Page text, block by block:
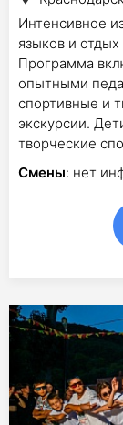
Интенсивное
языков и
Программа
опытными
спортивные и
экскурсии.
творческие
Смены: нет